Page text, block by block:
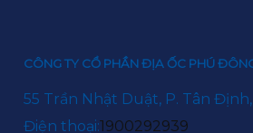
CÔNG TY CỔ PHẦN ĐỊA ỐC PHÚ
55 Trần Nhật Duật, P. Tân Định,
Điện thoại:1900292939